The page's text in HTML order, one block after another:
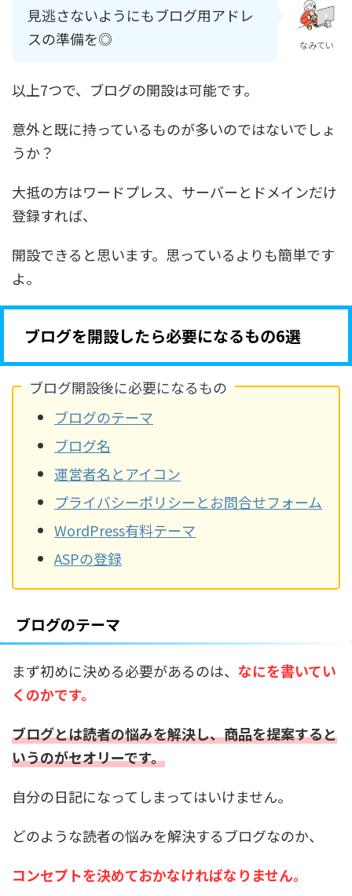
見逃さないようにもブログ用アドレ
スの準備を◎
なみてい
以上7つで、ブログの開設は可能です。
意外と既に持っているものが多いのではないでしょ
うか？
大抵の方はワードプレス、サーバーとドメインだけ
登録すれば、
開設できると思います。思っているよりも簡単です
よ。
ブログを開設したら必要になるもの6選
ブログ開設後に必要になるもの
ブログのテーマ
ブログ名
運営者名とアイコン
プライバシーポリシーとお問合せフォーム
WordPress有料テーマ
ASPの登録
ブログのテーマ
まず初めに決める必要があるのは、 なにを書いてい
くのかです。
ブログとは読者の悩みを解決し、商品を提案すると
いうのがセオリーです。
自分の日記になってしまってはいけません。
どのような読者の悩みを解決するブログなのか、
コンセプトを決めておかなければなりません。